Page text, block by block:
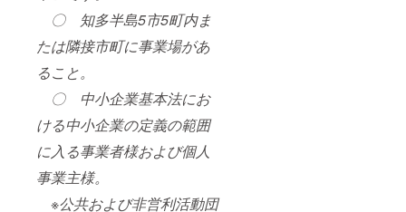
〇 知多半島5市5町内ま
たは隣接市町に事業場があ
ること。
〇 中小企業基本法にお
ける中小企業の定義の範囲
に入る事業者様および個人
事業主様。
※公共および非営利活動団